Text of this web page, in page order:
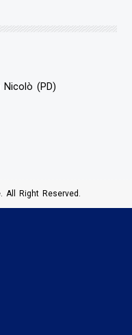
(PD)
Right Reserved.